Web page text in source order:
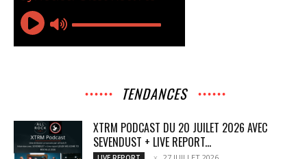
TENDANCES
XTRM PODCAST DU 20 JUILET 2026 AVEC
SEVENDUST + LIVE REPORT...